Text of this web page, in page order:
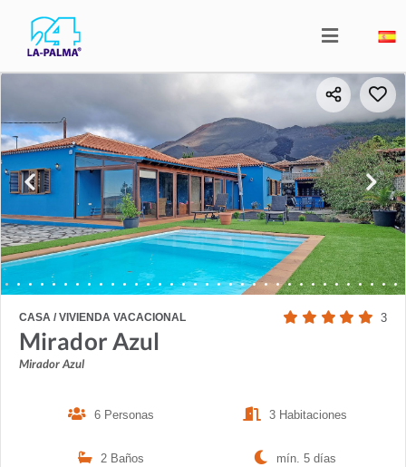
CASA / VIVIENDA VACACIONAL 3
Mirador Azul
Mirador Azul
6 Personas 3 Habitaciones
2 Baños mín. 5 días